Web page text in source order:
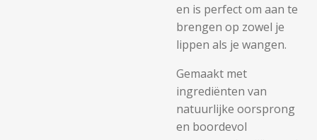
en is perfect om aan te
brengen op zowel je
lippen als je wangen.
Gemaakt met
ingrediënten van
natuurlijke oorsprong
en boordevol